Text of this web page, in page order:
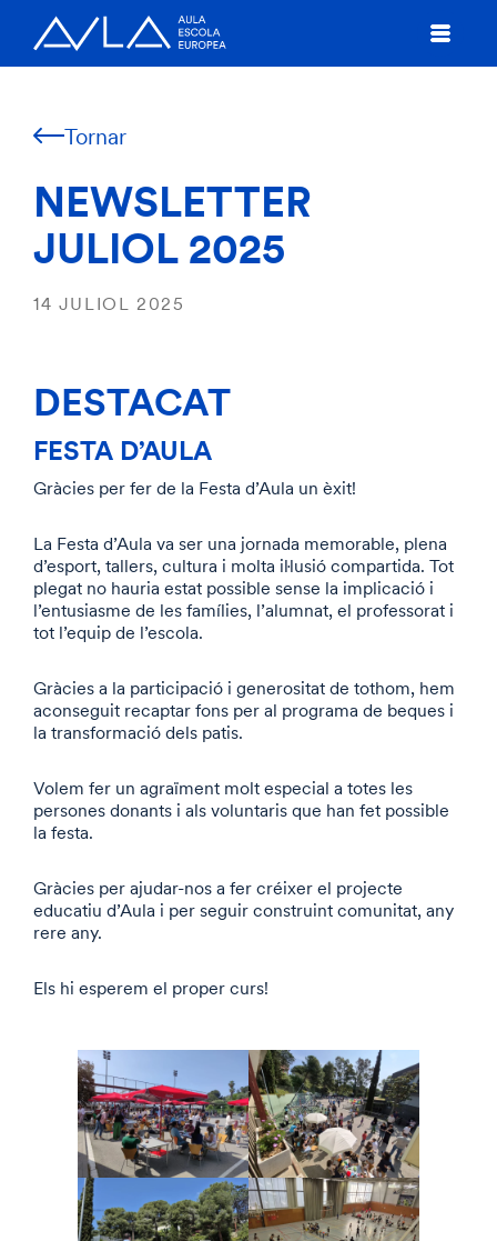
Tornar
NEWSLETTER
JULIOL 2025
14 JULIOL 2025
DESTACAT
FESTA D’AULA
Gràcies per fer de la Festa d’Aula un èxit!
La Festa d’Aula va ser una jornada memorable, plena
d’esport, tallers, cultura i molta il·lusió compartida. Tot
plegat no hauria estat possible sense la implicació i
l’entusiasme de les famílies, l’alumnat, el professorat i
tot l’equip de l’escola.
Gràcies a la participació i generositat de tothom, hem
aconseguit recaptar fons per al programa de beques i
la transformació dels patis.
Volem fer un agraïment molt especial a totes les
persones donants i als voluntaris que han fet possible
la festa.
Gràcies per ajudar-nos a fer créixer el projecte
educatiu d’Aula i per seguir construint comunitat, any
rere any.
Els hi esperem el proper curs!